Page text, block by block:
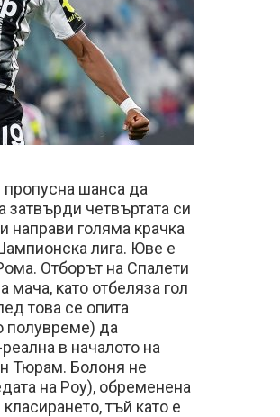
шанса да
затвърди четвъртата си
направи голяма крачка
лига. Юве е
Отборът на Спалети
като отбеляза гол
това се опита
полувреме) да
в началото на
Тюрам. Болоня не
на Роу), обременена
тъй като е